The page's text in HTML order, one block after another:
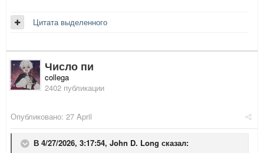
Цитата выделенного
Число пи
collega
2402 публикации
Опубликовано: 27 April
В 4/27/2026, 3:17:54, John D. Long сказал: